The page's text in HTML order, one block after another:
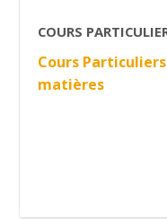
COURS
Cours
matières